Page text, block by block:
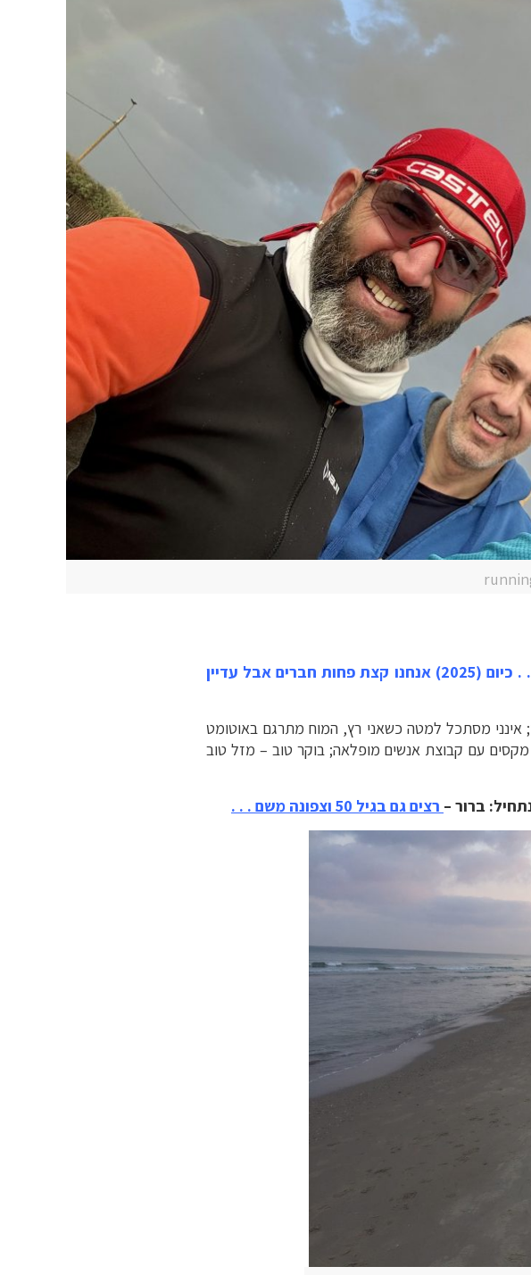
כך היינו לפניי כעשור . . כיום (2025) אנחנו קצת פחות חברים אבל עדיין
אינני מסתכל למטה כשאני רץ, המוח מתרגם באוטומט
עם קבוצת אנשים מופלאה; בוקר טוב – מזל טוב
ברור – רצים גם בגיל 50 וצפונה משם . . .